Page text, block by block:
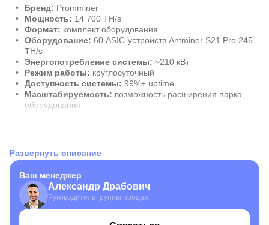
Бренд: Promminer
Мощность: 14 700 TH/s
Формат: комплект оборудования
Оборудование: 60 ASIC-устройств Antminer S21 Pro 245
TH/s
Энергопотребление системы: ~210 кВт
Режим работы: круглосуточный
Доступность системы: 99%+ uptime
Масштабируемость: возможность расширения парка
оборудования
Комплектация
Майнинг-ферма на 60 устройств — это готовый комплект
оборудования для запуска добычи цифровых активов.
60 ASIC-майнеров Antminer S21 Pro 245 TH/s
Развернуть описание
Ваш менеджер
Александр Драбович
Руководитель группы продаж